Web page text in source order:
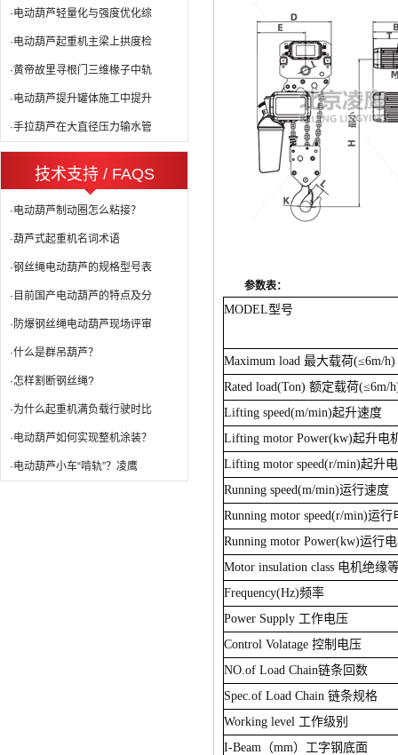
·电动葫芦轻量化与强度优化综
·电动葫芦起重机主梁上拱度检
·黄帝故里寻根门三维椽子中轨
·电动葫芦提升罐体施工中提升
·手拉葫芦在大直径压力输水管
技术支持 / FAQS
·电动葫芦制动圈怎么粘接？
·葫芦式起重机名词术语
·钢丝绳电动葫芦的规格型号表
·目前国产电动葫芦的特点及分
·防爆钢丝绳电动葫芦现场评审
·什么是群吊葫芦？
·怎样割断钢丝绳?
·为什么起重机满负载行驶时比
·电动葫芦如何实现整机涂装？
·电动葫芦小车“啃轨”？凌鹰
参数表：
MODEL型号
Maximum load 最大载荷(≤6m/h)
Rated load(Ton) 额定载荷(≤6m/
Lifting speed(m/min)起升速度
Lifting motor Power(kw)起升电
Lifting motor speed(r/min)起升
Running speed(m/min)运行速度
Running motor speed(r/min)运行
Running motor Power(kw)运行
Motor insulation class 电机绝缘
Frequency(Hz)频率
Power Supply 工作电压
Control Volatage 控制电压
NO.of Load Chain链条回数
Spec.of Load Chain 链条规格
Working level 工作级别
I-Beam （mm）工字钢底面